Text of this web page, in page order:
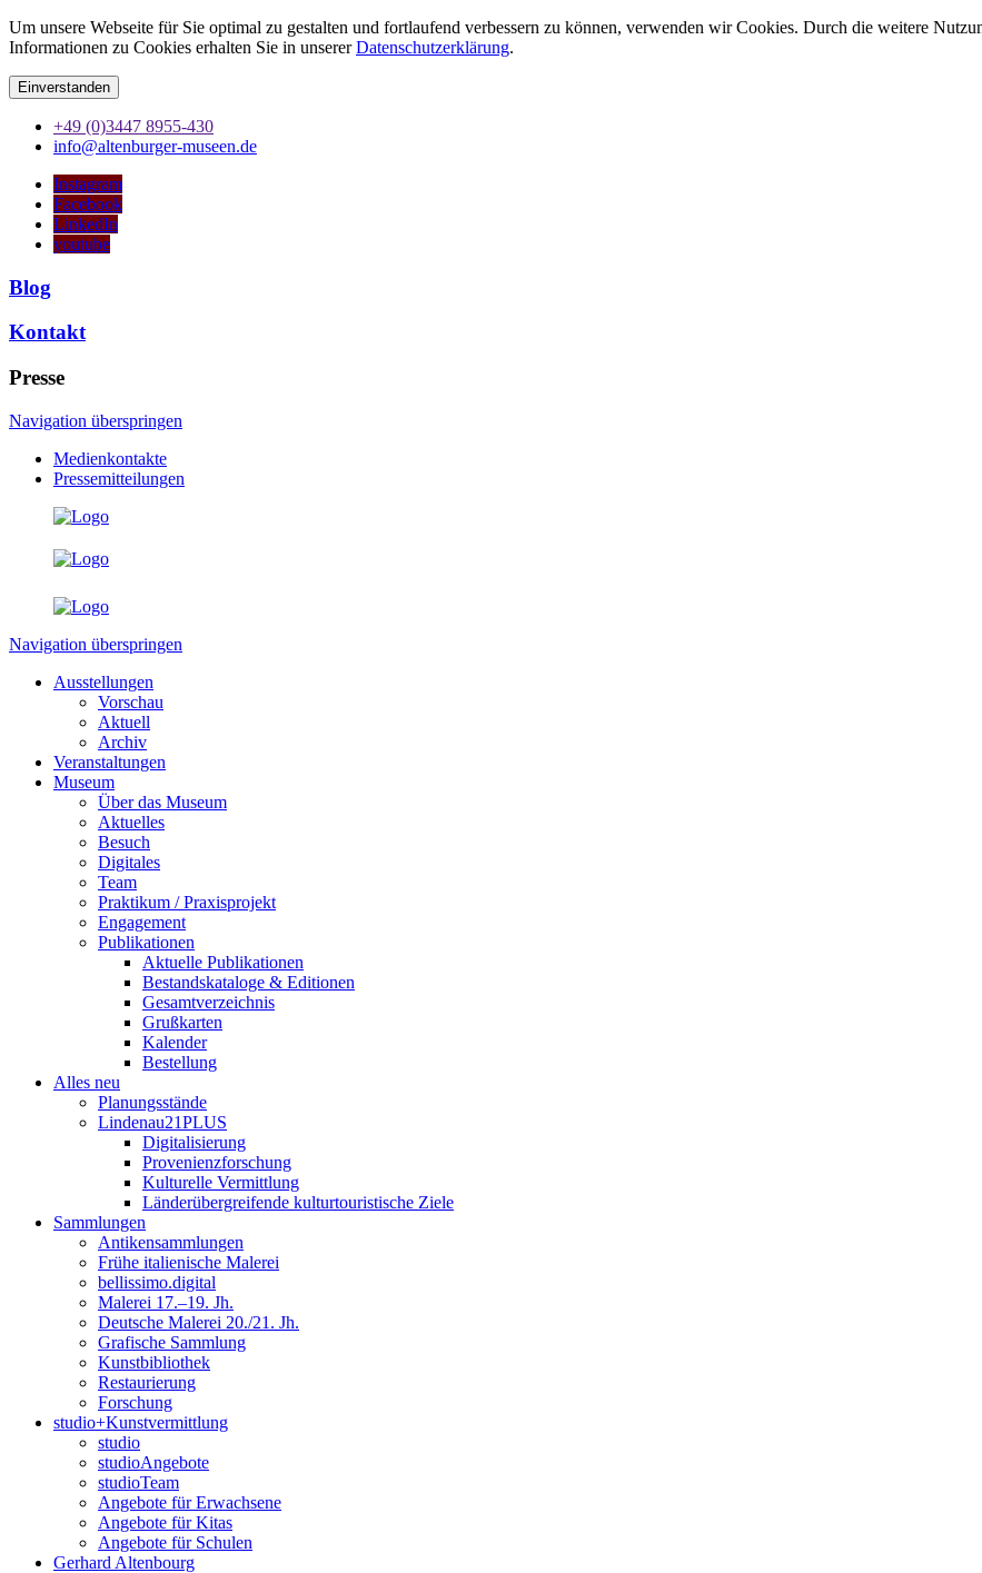
Um unsere Webseite für Sie optimal zu gestalten und fortlaufend verbessern zu können, verwenden wir Cookies. Durch die weitere
Informationen zu Cookies erhalten Sie in unsererDatenschutzerklärung.
Einverstanden
+49 (0)3447 8955-430
info@altenburger-museen.de
Instagram
Facebook
LinkedIn
youtube
Blog
Kontakt
Presse
Navigation überspringen
Medienkontakte
Pressemitteilungen
Navigation überspringen
Ausstellungen
Vorschau
Aktuell
Archiv
Veranstaltungen
Museum
Über das Museum
Aktuelles
Besuch
Digitales
Team
Praktikum / Praxisprojekt
Engagement
Publikationen
Aktuelle Publikationen
Bestandskataloge & Editionen
Gesamtverzeichnis
Grußkarten
Kalender
Bestellung
Alles neu
Planungsstände
Lindenau21PLUS
Digitalisierung
Provenienzforschung
Kulturelle Vermittlung
Länderübergreifende kulturtouristische Ziele
Sammlungen
Antikensammlungen
Frühe italienische Malerei
bellissimo.digital
Malerei 17.–19. Jh.
Deutsche Malerei 20./21. Jh.
Grafische Sammlung
Kunstbibliothek
Restaurierung
Forschung
studio+Kunstvermittlung
studio
studioAngebote
studioTeam
Angebote für Erwachsene
Angebote für Kitas
Angebote für Schulen
Gerhard Altenbourg